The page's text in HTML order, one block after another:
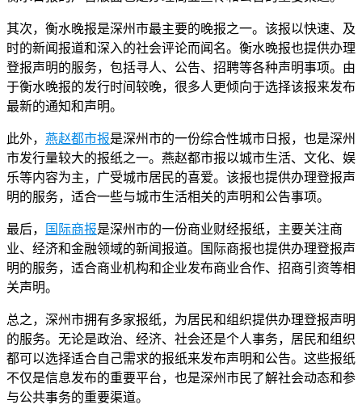
其次，衡水晚报是深州市最主要的晚报之一。该报以快速、及
时的新闻报道和深入的社会评论而闻名。衡水晚报也提供办理
登报声明的服务，包括寻人、公告、招聘等各种声明事项。由
于衡水晚报的发行时间较晚，很多人更倾向于选择该报来发布
最新的通知和声明。
此外， 燕赵都市报是深州市的一份综合性城市日报，也是深州
市发行量较大的报纸之一。燕赵都市报以城市生活、文化、娱
乐等内容为主，广受城市居民的喜爱。该报也提供办理登报声
明的服务，适合一些与城市生活相关的声明和公告事项。
最后， 国际商报是深州市的一份商业财经报纸，主要关注商
业、经济和金融领域的新闻报道。国际商报也提供办理登报声
明的服务，适合商业机构和企业发布商业合作、招商引资等相
关声明。
总之，深州市拥有多家报纸，为居民和组织提供办理登报声明
的服务。无论是政治、经济、社会还是个人事务，居民和组织
都可以选择适合自己需求的报纸来发布声明和公告。这些报纸
不仅是信息发布的重要平台，也是深州市民了解社会动态和参
与公共事务的重要渠道。